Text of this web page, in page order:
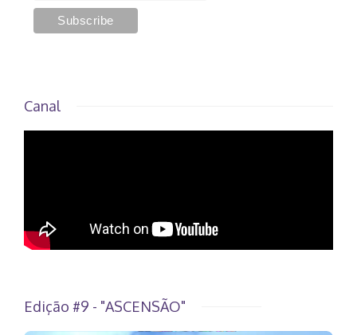
Canal
Edição #9 - "ASCENSÃO"